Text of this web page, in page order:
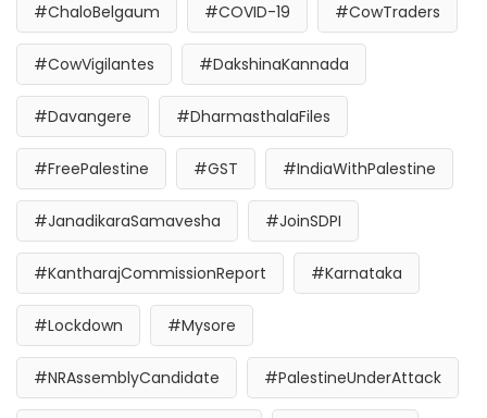
#ChaloBelgaum #COVID-19 #CowTraders
#CowVigilantes #DakshinaKannada
#Davangere #DharmasthalaFiles
#FreePalestine #GST #IndiaWithPalestine
#JanadikaraSamavesha #JoinSDPI
#KantharajCommissionReport #Karnataka
#Lockdown #Mysore
#NRAssemblyCandidate #PalestineUnderAttack